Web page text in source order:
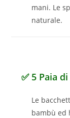
mani. Le
naturale.
✅ 5 Paia
Le
bambù ed